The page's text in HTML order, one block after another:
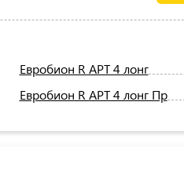
Евробион R АРТ 4 лонг
Евробион R АРТ 4 лонг Пр